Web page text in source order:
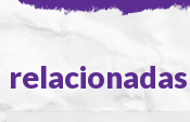
relacionadas